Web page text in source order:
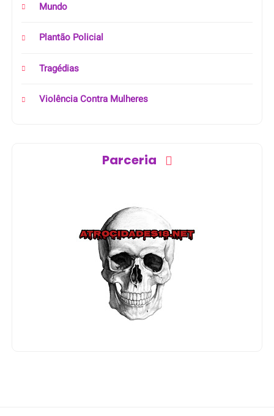
Mundo
Plantão Policial
Tragédias
Violência Contra Mulheres
Parceria